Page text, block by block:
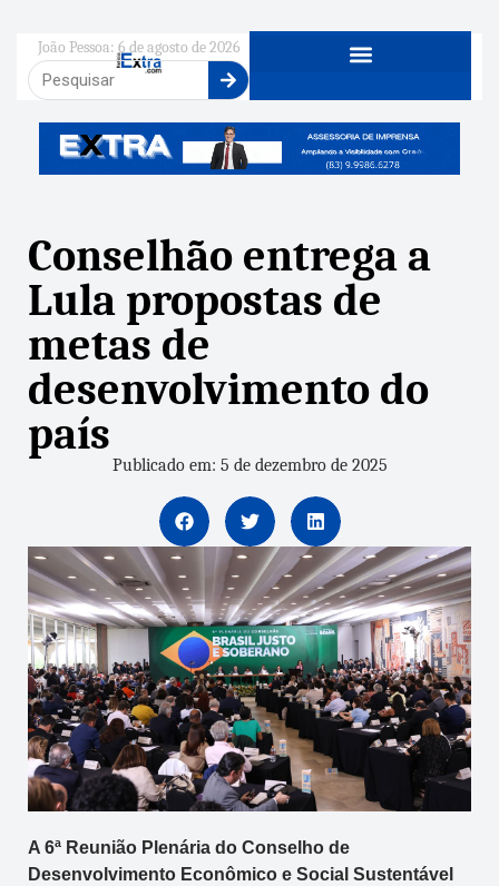
João Pessoa: 6 de agosto de 2026
Conselhão entrega a
Lula propostas de
metas de
desenvolvimento do
país
Publicado em: 5 de dezembro de 2025
A 6ª Reunião Plenária do Conselho de
Desenvolvimento Econômico e Social Sustentável